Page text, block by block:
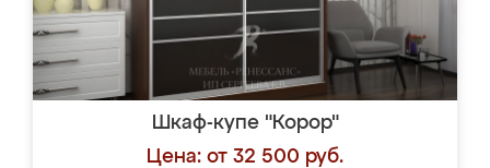
Шкаф-купе "Корор"
Цена: от 32 500 руб.